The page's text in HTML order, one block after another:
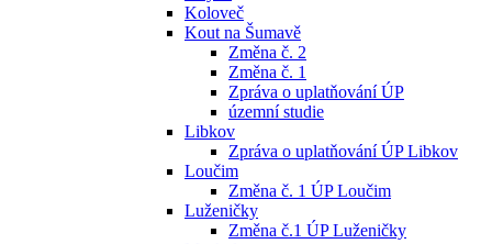
Koloveč
Kout na Šumavě
Změna č. 2
Změna č. 1
Zpráva o uplatňování ÚP
územní studie
Libkov
Zpráva o uplatňování ÚP Libkov
Loučim
Změna č. 1 ÚP Loučim
Luženičky
Změna č.1 ÚP Luženičky